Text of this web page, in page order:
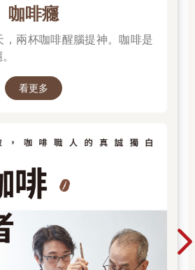
咖啡癮
，兩杯咖啡醒腦提神。咖啡是
看更多